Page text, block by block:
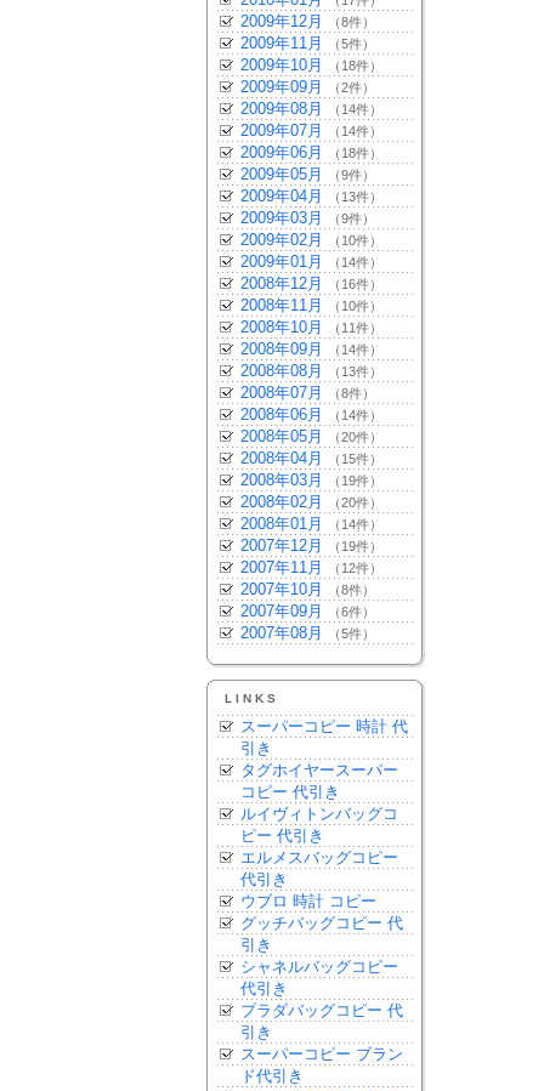
2009年12月 （8件）
2009年11月 （5件）
2009年10月 （18件）
2009年09月 （2件）
2009年08月 （14件）
2009年07月 （14件）
2009年06月 （18件）
2009年05月 （9件）
2009年04月 （13件）
2009年03月 （9件）
2009年02月 （10件）
2009年01月 （14件）
2008年12月 （16件）
2008年11月 （10件）
2008年10月 （11件）
2008年09月 （14件）
2008年08月 （13件）
2008年07月 （8件）
2008年06月 （14件）
2008年05月 （20件）
2008年04月 （15件）
2008年03月 （19件）
2008年02月 （20件）
2008年01月 （14件）
2007年12月 （19件）
2007年11月 （12件）
2007年10月 （8件）
2007年09月 （6件）
2007年08月 （5件）
LINKS
スーパーコピー 時計 代
引き
タグホイヤースーパー
コピー 代引き
ルイヴィトンバッグコ
ピー 代引き
エルメスバッグコピー
代引き
ウブロ 時計 コピー
グッチバッグコピー 代
引き
シャネルバッグコピー
代引き
プラダバッグコピー 代
引き
スーパーコピー ブラン
ド代引き